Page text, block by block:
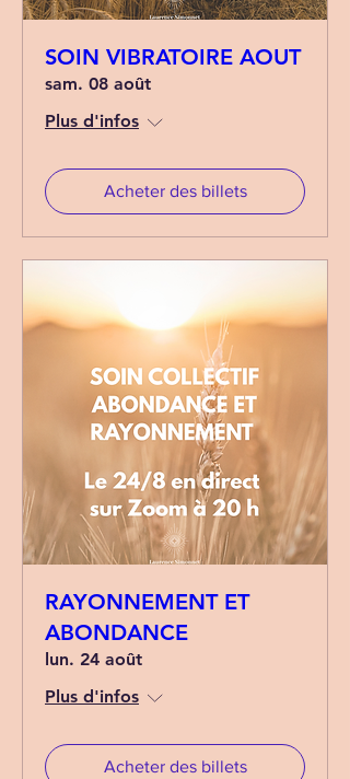
SOIN VIBRATOIRE AOUT
sam. 08 août
Plus d'infos
Acheter des billets
RAYONNEMENT ET
ABONDANCE
lun. 24 août
Plus d'infos
Acheter des billets